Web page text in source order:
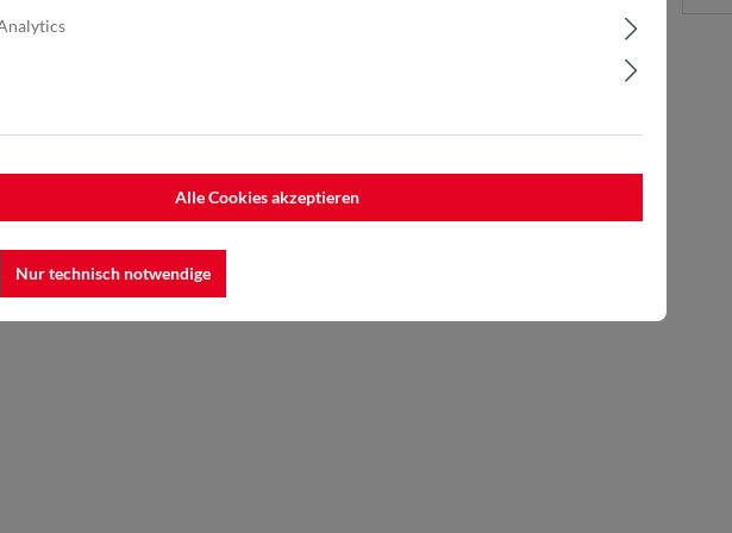
Alle Cookies akzeptieren
Nur technisch notwendige